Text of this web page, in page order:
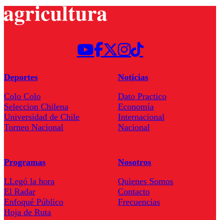
Deportes
Colo Colo
Seleccion Chilena
Universidad de Chile
Torneo Nacional
Noticias
Dato Practico
Economía
Internacional
Nacional
Programas
LLegó la hora
El Radar
Enfoqué Público
Hoja de Ruta
Nosotros
Quienes Somos
Contacto
Frecuencias